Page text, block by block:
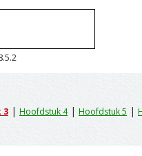
3 | Hoofdstuk 4| Hoofdstuk 5 |